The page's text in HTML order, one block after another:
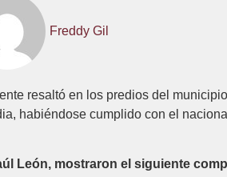
Freddy Gil
resaltó en los predios del
habiéndose cumplido con el
León, mostraron el siguiente